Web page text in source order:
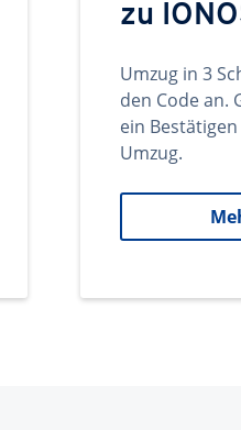
zu
Umzug in 3
den Code an.
ein
Umzug.